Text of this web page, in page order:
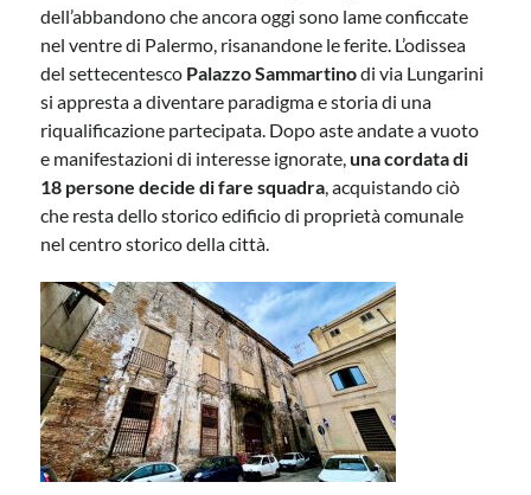
dell’abbandono che ancora oggi sono lame conficcate
nel ventre di Palermo, risanandone le ferite. L’odissea
del settecentesco Palazzo Sammartinodi via Lungarini
si appresta a diventare paradigma e storia di una
riqualificazione partecipata. Dopo aste andate a vuoto
e manifestazioni di interesse ignorate,una cordata di
18 persone decide di fare squadra, acquistando ciò
che resta dello storico edificio di proprietà comunale
nel centro storico della città.